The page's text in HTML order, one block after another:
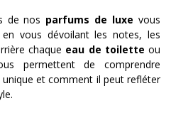
de nos parfums de luxe vous
vous dévoilant les notes, les
chaque eau de toilette ou
permettent de comprendre
unique et comment il peut refléter